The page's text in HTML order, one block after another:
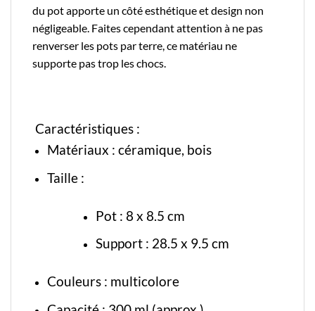
du pot apporte un côté esthétique et design non
négligeable. Faites cependant attention à ne pas
renverser les pots par terre, ce matériau ne
supporte pas trop les chocs.
Caractéristiques :
Matériaux : céramique, bois
Taille :
Pot : 8 x 8.5 cm
Support : 28.5 x 9.5 cm
Couleurs : multicolore